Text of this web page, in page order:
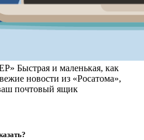
Быстрая и маленькая, как
новости из «Росатома»,
почтовый ящик